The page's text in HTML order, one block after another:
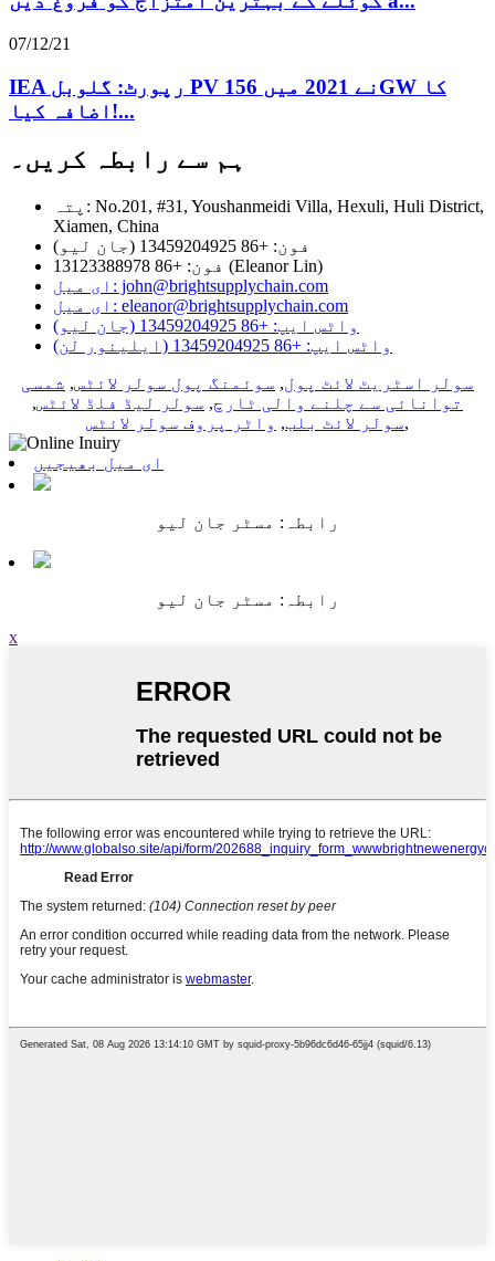
07/12/21
IEA رپورٹ: گلوبل PV نے 2021 میں 156GW کا
اضافہ کیا!...
ہم سے رابطہ کریں۔
پتہ: No.201, #31, Youshanmeidi Villa, Hexuli, Huli District,
Xiamen, China
فون: +86 13459204925 (جان لیو)
فون: +86 13123388978 (Eleanor Lin)
ای میل: john@brightsupplychain.com
ای میل: eleanor@brightsupplychain.com
واٹس ایپ: +86 13459204925 (جان لیو)
واٹس ایپ: +86 13459204925 (ایلینور لن)
سولر اسٹریٹ لائٹ پول, سوئمنگ پول سولر لائٹس, شمسی
توانائی سے چلنے والی ٹارچ, سولر لیڈ فلڈ لائٹس,
سولر لائٹ بلب, واٹر پروف سولر لائٹس ,
ای میل بھیجیں
رابطہ: مسٹر جان لیو
رابطہ: مسٹر جان لیو
x